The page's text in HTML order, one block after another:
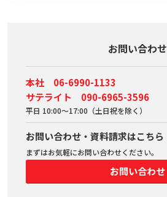
お問い合わせ
本社 06-6990-1133
サテライト 090-6965-3596
平日 10:00～17:00（土日祝を除く）
お問い合わせ・資料請求はこちら
まずはお気軽にお問い合わせください。
お問い合わせ